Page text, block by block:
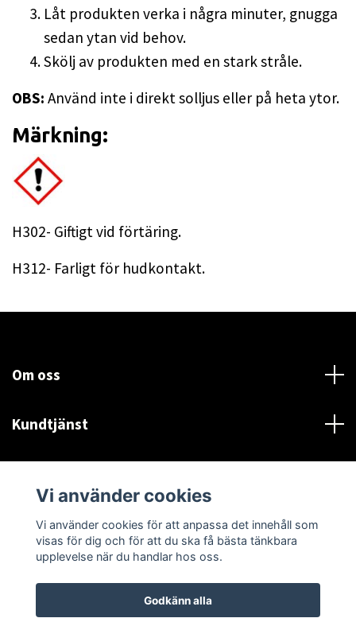
Låt produkten verka i några minuter, gnugga
sedan ytan vid behov.
Skölj av produkten med en stark stråle.
OBS: Använd inte i direkt solljus eller på heta ytor.
Märkning:
H302- Giftigt vid förtäring.
H312- Farligt för hudkontakt.
Om oss
Kundtjänst
Sociala medier
Vi använder cookies
Vi använder cookies för att anpassa det innehåll som
visas för dig och för att du ska få bästa tänkbara
upplevelse när du handlar hos oss.
Godkänn alla